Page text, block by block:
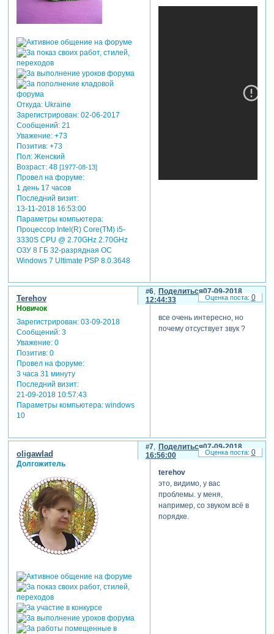
Откуда:Ukraine
Зарегистрирован: 02-06-2017
Сообщений:21
Уважение: +73
Позитив: +73
Пол:Женский
Возраст:48 [1977-08-13]
Провел на форуме:
1 день 17 часов
Последний визит:
13-11-2018 16:53:00
Параметры компьютера:
Процессор Intel(R) Core(TM) i5-
3330S CPU @ 2.70GHz 2.70GHz
ОЗУ 8 ГБ 32-разрядная ОС
Windows 7 Ultimate PSP 8.0.3648
Поделиться
6
07-09-2018
12:44:33
Terehov
Новичок
Зарегистрирован: 03-09-2018
Сообщений:3
Уважение: 0
Позитив: 0
Провел на форуме:
3 часа 31 минуту
Последний визит:
21-09-2018 10:57:43
Параметры компьютера:windows
10
все очень интересно, но
почему отсуствует звук ?
0
Поделиться
7
07-09-2018
16:56:00
oligawlad
Долгожитель
terehov
это, видимо, у вас
проблемы. у меня,
например, со звуком всё в
порядке.
0